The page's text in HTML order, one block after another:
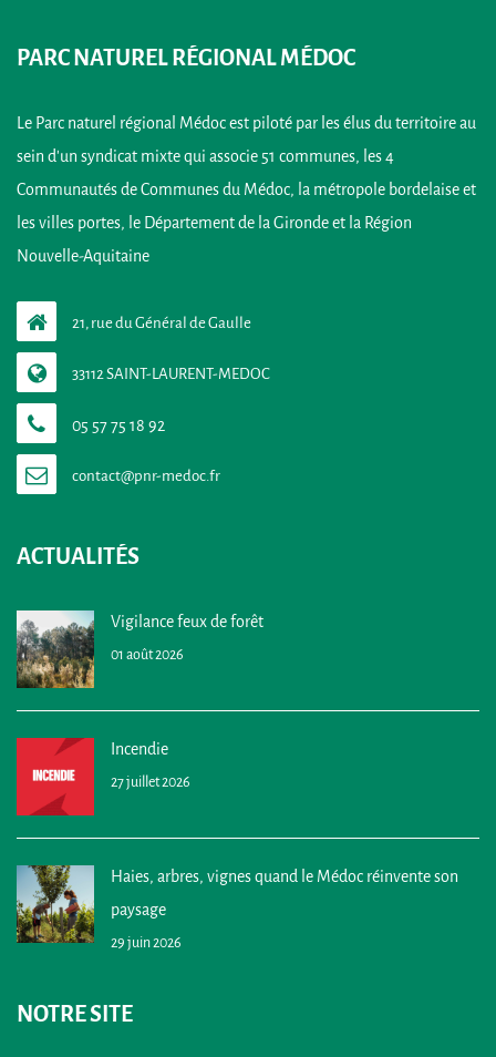
PARC NATUREL RÉGIONAL MÉDOC
Le Parc naturel régional Médoc est piloté par les élus du territoire au
sein d’un syndicat mixte qui associe 51 communes, les 4
Communautés de Communes du Médoc, la métropole bordelaise et
les villes portes, le Département de la Gironde et la Région
Nouvelle-Aquitaine
21, rue du Général de Gaulle
33112 SAINT-LAURENT-MEDOC
05 57 75 18 92
ACTUALITÉS
Vigilance feux de forêt
01 août 2026
Incendie
27 juillet 2026
Haies, arbres, vignes quand le Médoc réinvente son
paysage
29 juin 2026
NOTRE SITE